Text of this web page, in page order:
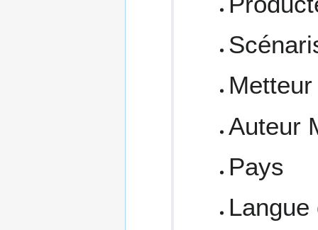
Auteur
Pays
Langue